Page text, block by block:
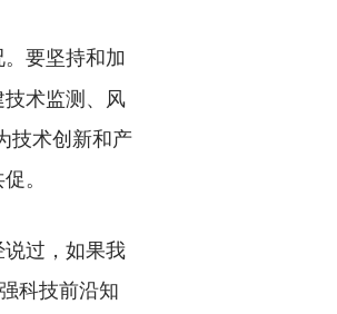
要坚持和加
术监测、风
技术创新和产
。
过，如果我
科技前沿知